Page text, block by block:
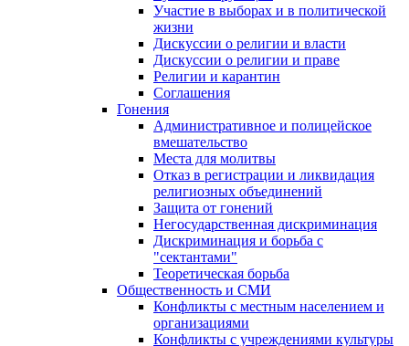
Участие в выборах и в политической
жизни
Дискуссии о религии и власти
Дискуссии о религии и праве
Религии и карантин
Соглашения
Гонения
Административное и полицейское
вмешательство
Места для молитвы
Отказ в регистрации и ликвидация
религиозных объединений
Защита от гонений
Негосударственная дискриминация
Дискриминация и борьба с
"сектантами"
Теоретическая борьба
Общественность и СМИ
Конфликты с местным населением и
организациями
Конфликты с учреждениями культуры